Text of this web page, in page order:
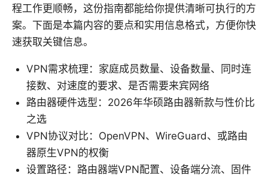
程工作更顺畅，这份指南都能给你提供清晰可执行的方
案。下面是本篇内容的要点和实用信息格式，方便你快
速获取关键信息。
VPN需求梳理：家庭成员数量、设备数量、同时连
接数、对速度的要求、是否需要来宾网络
路由器硬件选型：2026年华硕路由器新款与性价比
之选
VPN协议对比：OpenVPN、WireGuard、或路由
器原生VPN的权衡
设置路径：路由器端VPN配置、设备端分流、固件